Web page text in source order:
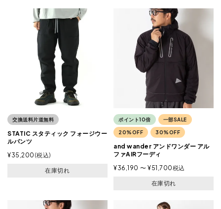
交換送料片道無料
STATIC スタティック フォージウー
ルパンツ
¥35,200 税込
在庫切れ
ポイント10倍 一部SALE
20%OFF 30%OFF
and wander アンドワンダー アル
ファAIRフーディ
¥36,190 〜 ¥51,700税込
在庫切れ